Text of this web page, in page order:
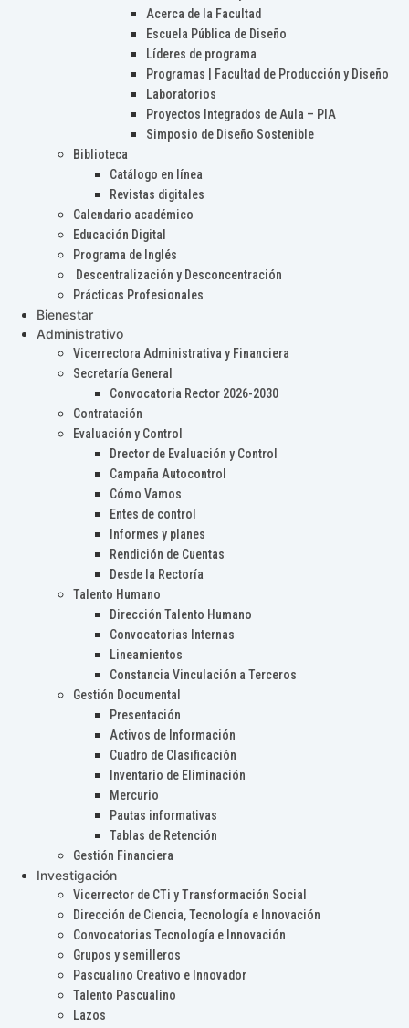
Acerca de la Facultad
Escuela Pública de Diseño
Líderes de programa
Programas | Facultad de Producción y Diseño
Laboratorios
Proyectos Integrados de Aula – PIA
Simposio de Diseño Sostenible
Biblioteca
Catálogo en línea
Revistas digitales
Calendario académico
Educación Digital
Programa de Inglés
Descentralización y Desconcentración
Prácticas Profesionales
Bienestar
Administrativo
Vicerrectora Administrativa y Financiera
Secretaría General
Convocatoria Rector 2026-2030
Contratación
Evaluación y Control
Drector de Evaluación y Control
Campaña Autocontrol
Cómo Vamos
Entes de control
Informes y planes
Rendición de Cuentas
Desde la Rectoría
Talento Humano
Dirección Talento Humano
Convocatorias Internas
Lineamientos
Constancia Vinculación a Terceros
Gestión Documental
Presentación
Activos de Información
Cuadro de Clasificación
Inventario de Eliminación
Mercurio
Pautas informativas
Tablas de Retención
Gestión Financiera
Investigación
Vicerrector de CTi y Transformación Social
Dirección de Ciencia, Tecnología e Innovación
Convocatorias Tecnología e Innovación
Grupos y semilleros
Pascualino Creativo e Innovador
Talento Pascualino
Lazos